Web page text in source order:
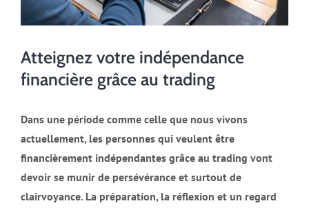
Atteignez votre indépendance
financière grâce au trading
Dans une période comme celle que nous vivons
actuellement, les personnes qui veulent être
financièrement indépendantes grâce au trading vont
devoir se munir de persévérance et surtout de
clairvoyance. La préparation, la réflexion et un regard